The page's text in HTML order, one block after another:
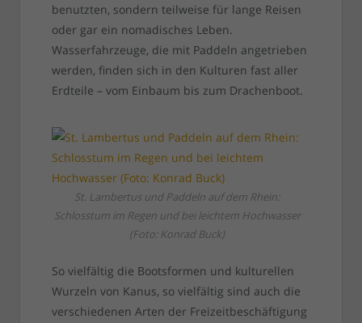
benutzten, sondern teilweise für lange Reisen
oder gar ein nomadisches Leben.
Wasserfahrzeuge, die mit Paddeln angetrieben
werden, finden sich in den Kulturen fast aller
Erdteile – vom Einbaum bis zum Drachenboot.
St. Lambertus und Paddeln auf dem Rhein:
Schlosstum im Regen und bei leichtem Hochwasser
(Foto: Konrad Buck)
So vielfältig die Bootsformen und kulturellen
Wurzeln von Kanus, so vielfältig sind auch die
verschiedenen Arten der Freizeitbeschäftigung